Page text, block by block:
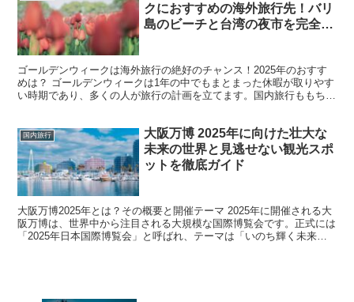
クにおすすめの海外旅行先！バリ
島のビーチと台湾の夜市を完全攻
ゴールデンウィークは海外旅行の絶好のチャンス！2025年のおすす
めは？ ゴールデンウィークは1年の中でもまとまった休暇が取りやす
い時期であり、多くの人が旅行の計画を立てます。国内旅行ももちろ
国内旅行
大阪万博 2025年に向けた壮大な
未来の世界と見逃せない観光スポ
ットを徹底ガイド
大阪万博2025年とは？その概要と開催テーマ 2025年に開催される大
阪万博は、世界中から注目される大規模な国際博覧会です。正式には
「2025年日本国際博覧会」と呼ばれ、テーマは「いのち輝く未来社